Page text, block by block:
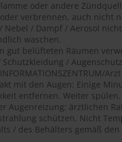
oder andere
verbrennen, auch nicht
Nebel / Dampf / Aerosol
waschen.
gut belüfteten Räumen
Schutzkleidung /
mit den Augen: Einige
entfernen. Weiter spülen.
Augenreizung: ärztlichen
schützen. Nicht
/ des Behälters gemäß